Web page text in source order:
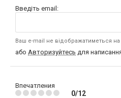
Введіть email:
Ваш e-mail не відображатиметься на
або Авторизуйтесь для
Впечатления
0/12